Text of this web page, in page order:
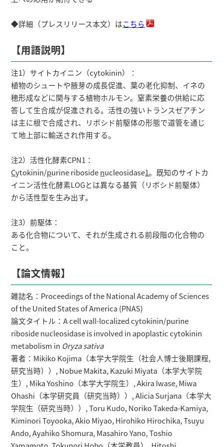
◆詳細（プレスリリース本文）はこちら
【用語説明】
注1）サイトカイニン（cytokinin）：
植物のシュートや腋芽の成長促進、葉の老化抑制、イネの
穂形成などに関与する植物ホルモン。窒素栄養の供給に応
答して生合成が促進される。活性の強いトランスゼアチン
は主に根で合成され、リボシド前駆体の形態で道管を通じ
て地上部に輸送され作用する。
注2）活性化酵素CPN1：
Cytokinin/purine ribosidenucleosidase1。既知のサイトカ
イニン活性化酵素LOGとは異なる基質（リボシド前駆体）
から活性型を生み出す。
注3）前駆体：
ある化合物について、それが生成される前段階の化合物の
こと。
【論文情報】
雑誌名：Proceedings of the National Academy of Sciences
of the United States of America (PNAS)
論文タイトル：A cell wall-localized cytokinin/purine
riboside nucleosidase is involved in apoplastic cytokinin
metabolism in Oryza sativa
著者：Mikiko Kojima（本学大学院生（社会人博士後期課程,
研究当時））, Nobue Makita, Kazuki Miyata（本学大学院
生）, Mika Yoshino（本学大学院生）, Akira Iwase, Miwa
Ohashi（本学研究員（研究当時））, Alicia Surjana（本学大
学院生（研究当時））, Toru Kudo, Noriko Takeda-Kamiya,
Kiminori Toyooka, Akio Miyao, Hirohiko Hirochika, Tsuyu
Ando, Ayahiko Shomura, Masahiro Yano, Toshio